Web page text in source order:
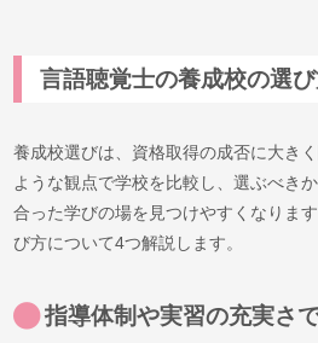
言語聴覚士の養成校の選
養成校選びは、資格取得の成否に大き
ような観点で学校を比較し、選ぶべき
合った学びの場を見つけやすくなりま
び方について4つ解説します。
指導体制や実習の充実さ